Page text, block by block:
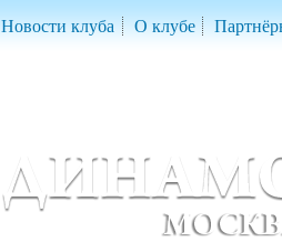
Новости клуба О клубе